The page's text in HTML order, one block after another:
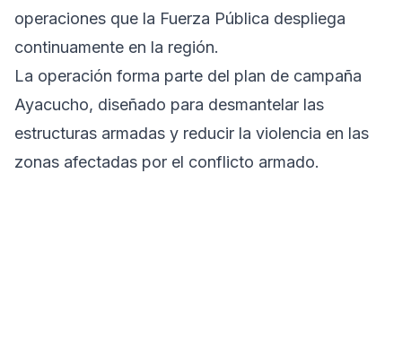
operaciones que la Fuerza Pública despliega
continuamente en la región.
La operación forma parte del plan de campaña
Ayacucho, diseñado para desmantelar las
estructuras armadas y reducir la violencia en las
zonas afectadas por el conflicto armado.